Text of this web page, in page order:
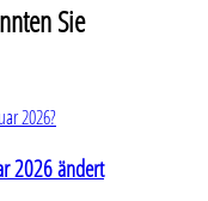
Sie
2026 ändert